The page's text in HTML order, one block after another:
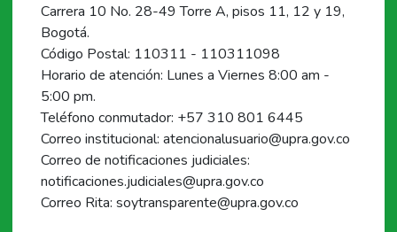
Carrera 10 No. 28-49 Torre A, pisos 11, 12 y 19,
Bogotá.
Código Postal: 110311 - 110311098
Horario de atención: Lunes a Viernes 8:00 am -
5:00 pm.
Teléfono conmutador: +57 310 801 6445
Correo institucional: atencionalusuario@upra.gov.co
Correo de notificaciones judiciales:
notificaciones.judiciales@upra.gov.co
Correo Rita: soytransparente@upra.gov.co